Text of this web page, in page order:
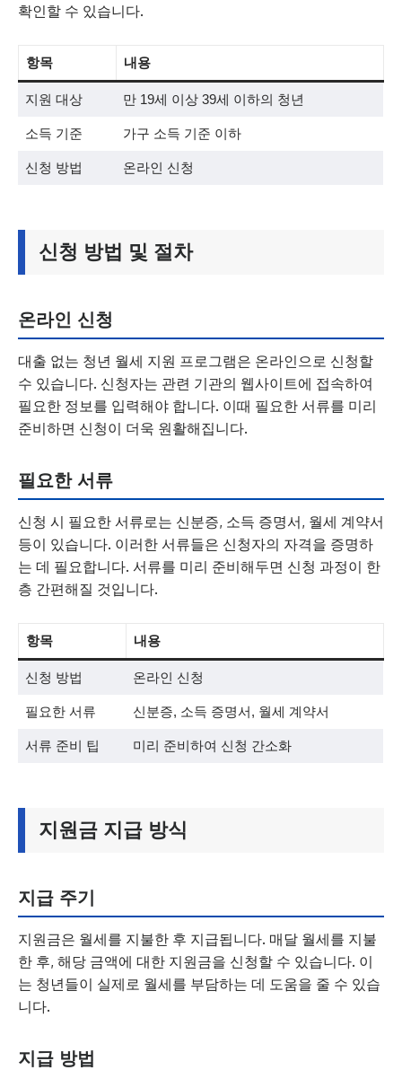
확인할 수 있습니다.
항목 내용
지원 대상 만 19세 이상 39세 이하의 청년
소득 기준 가구 소득 기준 이하
신청 방법 온라인 신청
신청 방법 및 절차
온라인 신청
대출 없는 청년 월세 지원 프로그램은 온라인으로 신청할
수 있습니다. 신청자는 관련 기관의 웹사이트에 접속하여
필요한 정보를 입력해야 합니다. 이때 필요한 서류를 미리
준비하면 신청이 더욱 원활해집니다.
필요한 서류
신청 시 필요한 서류로는 신분증, 소득 증명서, 월세 계약서
등이 있습니다. 이러한 서류들은 신청자의 자격을 증명하
는 데 필요합니다. 서류를 미리 준비해두면 신청 과정이 한
층 간편해질 것입니다.
항목 내용
신청 방법 온라인 신청
필요한 서류 신분증, 소득 증명서, 월세 계약서
서류 준비 팁 미리 준비하여 신청 간소화
지원금 지급 방식
지급 주기
지원금은 월세를 지불한 후 지급됩니다. 매달 월세를 지불
한 후, 해당 금액에 대한 지원금을 신청할 수 있습니다. 이
는 청년들이 실제로 월세를 부담하는 데 도움을 줄 수 있습
니다.
지급 방법